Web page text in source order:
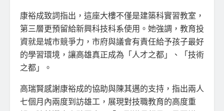
康裕成致詞指出，這座大樓不僅是建築科實習教室，
第三層更預留給新興科技科系使用。她強調，教育投
資就是城市競爭力，市府與議會有責任給予孩子最好
的學習環境，讓高雄真正成為「人才之都」、「技術
之都」。
高瑞賢感謝康裕成的協助與陳其邁的支持，指出兩人
七個月內兩度到訪雄工，展現對技職教育的高度重